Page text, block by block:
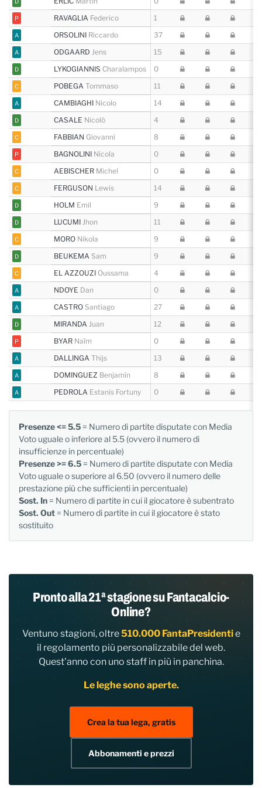
P RAVAGLIA Federico 1
A ORSOLINI Riccardo 37
A ODGAARDJens 15
D LYKOGIANNIS Charalampos 0
C POBEGATommaso 11
A CAMBIAGHI Nicolo 14
D CASALE Nicolò 4
C FABBIAN Giovanni 8
P BAGNOLINI Nicola 0
C AEBISCHER Michel 0
C FERGUSON Lewis 14
D HOLM Emil 9
D LUCUMIJhon 11
C MORO Nikola 9
D BEUKEMA Sam 9
C EL AZZOUZI Oussama 4
A NDOYE Dan 0
A CASTRO Santiago 27
D MIRANDAJuan 12
P BYAR Naïm 0
A DALLINGAThijs 13
A DOMINGUEZ Benjamín 8
A PEDROLA Estanis Fortuny 0
Presenze <= 5.5 = Numero di partite disputate con Media
Voto uguale o inferiore al 5.5 (ovvero il numero di
insufficienze in percentuale)
Presenze >= 6.5 = Numero di partite disputate con Media
Voto uguale o superiore al 6.50 (ovvero il numero delle
prestazione più che sufficienti in percentuale)
Sost. In = Numero di partite in cui il giocatore è subentrato
Sost. Out = Numero di partite in cui il giocatore è stato
sostituito
Pronto alla 21ª stagione su Fantacalcio-
Online?
Ventuno stagioni, oltre510.000 FantaPresidentie
il regolamento più personalizzabile del web.
Quest'anno con uno staff in più in panchina.
Le leghe sono aperte.
Crea la tua lega, gratis
Abbonamenti e prezzi